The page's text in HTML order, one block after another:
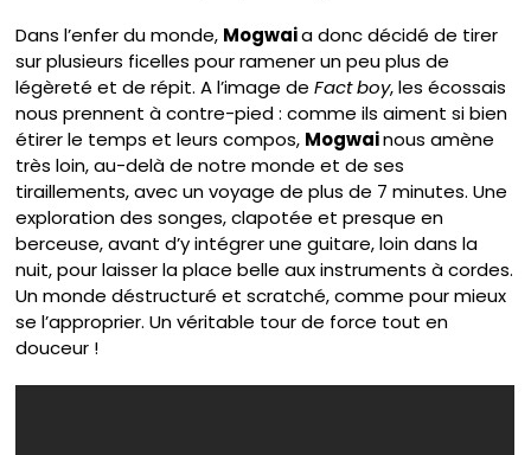
Dans l’enfer du monde, Mogwaia donc décidé de tirer
sur plusieurs ficelles pour ramener un peu plus de
légèreté et de répit. A l’image deFact boy, les écossais
nous prennent à contre-pied : comme ils aiment si bien
étirer le temps et leurs compos, Mogwainous amène
très loin, au-delà de notre monde et de ses
tiraillements, avec un voyage de plus de 7 minutes. Une
exploration des songes, clapotée et presque en
berceuse, avant d’y intégrer une guitare, loin dans la
nuit, pour laisser la place belle aux instruments à cordes.
Un monde déstructuré et scratché, comme pour mieux
se l’approprier. Un véritable tour de force tout en
douceur !